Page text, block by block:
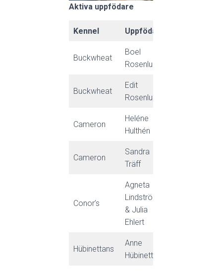
Aktiva uppfödare
Kennel Uppfödare
Buckwheat
Boel
Rosenlund
Buckwheat
Edit
Rosenlund
Cameron
Heléne
Hulthén
Cameron
Sandra
Träff
Conor’s
Agneta
Lindström
& Julia
Ehlert
Hübinettans
Anne
Hübinette